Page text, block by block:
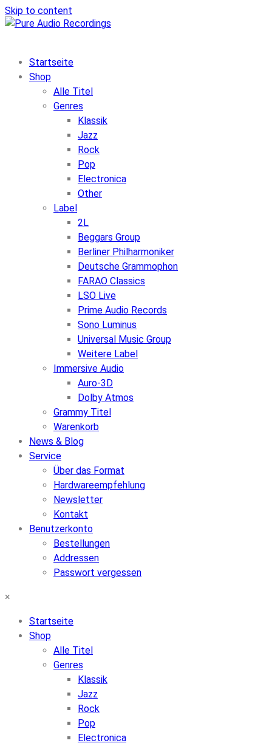
Skip to content
Startseite
Shop
Alle Titel
Genres
Klassik
Jazz
Rock
Pop
Electronica
Other
Label
2L
Beggars Group
Berliner Philharmoniker
Deutsche Grammophon
FARAO Classics
LSO Live
Prime Audio Records
Sono Luminus
Universal Music Group
Weitere Label
Immersive Audio
Auro-3D
Dolby Atmos
Grammy Titel
Warenkorb
News & Blog
Service
Über das Format
Hardwareempfehlung
Newsletter
Kontakt
Benutzerkonto
Bestellungen
Addressen
Passwort vergessen
×
Startseite
Shop
Alle Titel
Genres
Klassik
Jazz
Rock
Pop
Electronica